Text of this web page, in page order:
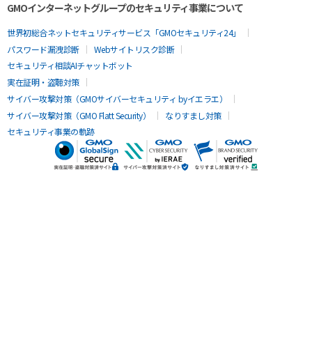
GMOインターネットグループのセキュリティ事業について
世界初総合ネットセキュリティサービス「GMOセキュリティ24」
パスワード漏洩診断
Webサイトリスク診断
セキュリティ相談AIチャットボット
実在証明・盗聴対策
サイバー攻撃対策（GMOサイバーセキュリティ byイエラエ）
サイバー攻撃対策（GMO Flatt Security）
なりすまし対策
セキュリティ事業の軌跡